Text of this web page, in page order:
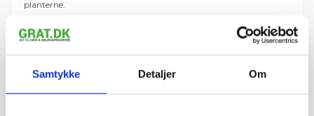
Samtykke Detaljer Om
planterne.
have. Invester tid i at finde den bedste jordblanding, og dine
planter vil takke dig med sund vækst og rig høst."
En god højbedsmuld består af flere vigtige komponenter, der
tilsammen skaber de bedste vækstbetingelser for dine planter. Lad